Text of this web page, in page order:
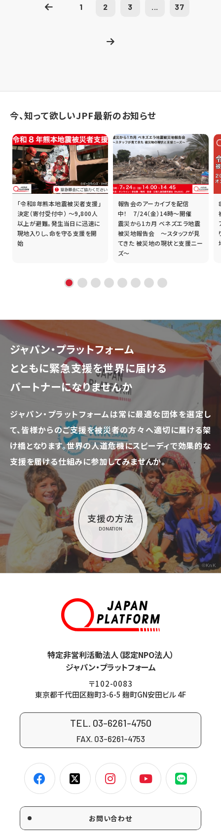
1 2 3 ... 37
今、知って欲しいJPF最新のお知らせ
「令和8年熊本地震被災者支援」
決定（寄付受付中） ～9,800人
以上が避難。発生当日に迅速に
現地入りし、命を守る支援を開
始
報告会のアーカイブを配信
中！ 7/24（金）14時～開催
震災から1カ月 ベネズエラ地震
被災地報告会 ～スタッフが見
てきた 被災地の現状と支援ニー
ズ～
ジャパン・プラットフォーム
とともに緊急支援を世界に届ける
パートナーになりませんか
ジャパン・プラットフォームは常に最適な団体を選定し
て、皆様からのご支援を被災者の方々へ適切に届ける架
け橋となります。世界の人道危機にスピーディで効果的な
支援を届ける仕組みに参加してみませんか。
支援の方法
DONATION
©KnK
特定非営利活動法人（認定NPO法人）
ジャパン・プラットフォーム
〒102-0083
東京都千代田区麹町3-6-5 麹町GN安田ビル 4F
TEL. 03-6261-4750
FAX. 03-6261-4753
お問い合わせ